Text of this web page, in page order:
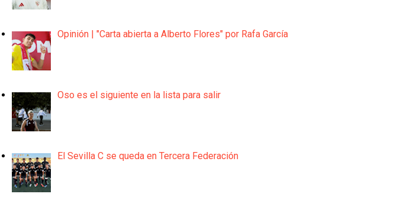
Opinión | "Carta abierta a Alberto Flores" por Rafa García
Oso es el siguiente en la lista para salir
El Sevilla C se queda en Tercera Federación